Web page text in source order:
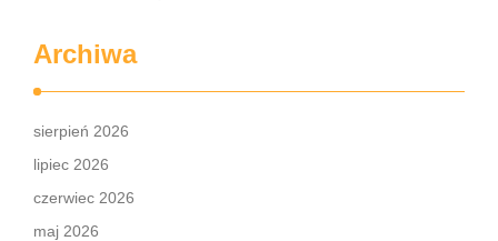
Archiwa
sierpień 2026
lipiec 2026
czerwiec 2026
maj 2026